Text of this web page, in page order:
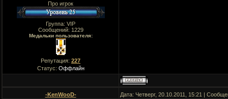
Про игрок
Группа: VIP
Сообщений: 1229
Медальки пользователя:
Репутация: 227
Статус: Оффлайн
-KenWooD- Дата: Четверг, 20.10.2011, 15:21 |